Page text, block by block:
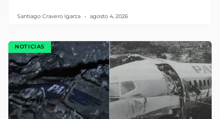
Santiago Cravero Igarza agosto 4, 2026
NOTICIAS